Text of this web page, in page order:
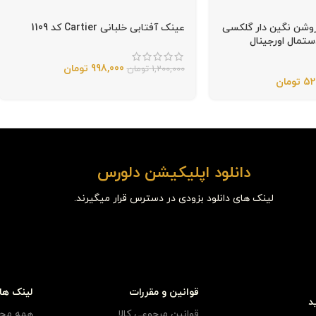
نگین دار گلکسی
تومان
عینک آفتابی خلبانی Cartier کد 1109
1,200,000 تومان 998,000 تومان
دانلود اپلیکیشن دلورس
لینک های دانلود بزودی در دسترس قرار میگیرند.
قوانین و مقررات
لینک